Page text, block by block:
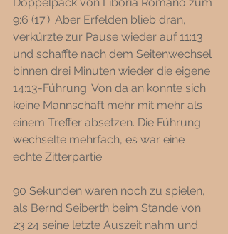
9:6 (17.). Aber Erfelden blieb dran,
verkürzte zur Pause wieder auf 11:13
und schaffte nach dem Seitenwechsel
binnen drei Minuten wieder die eigene
14:13-Führung. Von da an konnte sich
keine Mannschaft mehr mit mehr als
einem Treffer absetzen. Die Führung
wechselte mehrfach, es war eine
echte Zitterpartie.
90 Sekunden waren noch zu spielen,
als Bernd Seiberth beim Stande von
23:24 seine letzte Auszeit nahm und